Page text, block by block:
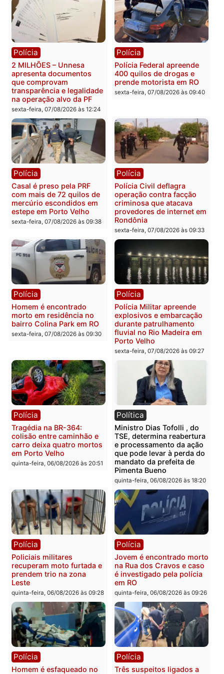
Política
Marcos Rogério apresenta
Plano de Governo com
228 projetos, metas
públicas e
acompanhamento de
resultados
sexta-feira, 07/08/2026 às 18:49
Política
Eleições 2026: Pastor
Evanildo pode ser o
primeiro pastor de
Rondônia na Câmara
Federal
sexta-feira, 07/08/2026 às
Polícia
2 MILHÕES – Unnesa
apresenta documentos
que comprovam
transparência e legalidade
na operação alvo da PF
sexta-feira, 07/08/2026 às 12:24
Polícia
Polícia Federal apreende
400 quilos de drogas e
prende motorista em RO
sexta-feira, 07/08/2026 às
Polícia
Casal é preso pela PRF
com mais de 72 quilos de
mercúrio escondidos em
estepe em Porto Velho
Polícia
Polícia Civil deflagra
operação contra facção
criminosa que atacava
provedores de internet
Rondônia
sexta-feira, 07/08/2026 às
Polícia
Homem é encontrado
morto em residência no
bairro Colina Park em RO
Polícia
Polícia Militar apreende
explosivos e
durante patrulhamento
fluvial no Rio Madeira em
Porto Velho
sexta-feira, 07/08/2026 às
Polícia
Tragédia na BR-364:
colisão entre caminhão e
carro deixa quatro mortos
em Porto Velho
quinta-feira, 06/08/2026 às 20:51
Política
Ministro Dias Tofolli , do
TSE, determina
e processamento da
que pode levar à perda
mandato da prefeita de
Pimenta Bueno
quinta-feira, 06/08/2026 às